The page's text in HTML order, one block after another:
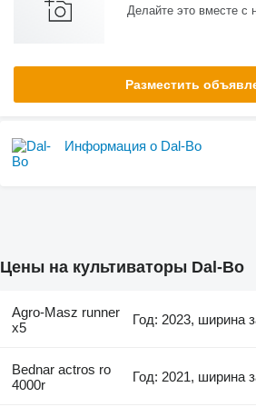
Делайте это вместе с
Разместить
Информация о Dal-Bo
Цены на культиваторы Dal-Bo
Agro-Masz runner
x5
Год: 2023, ширина
Bednar actros ro
4000r
Год: 2021, ширина